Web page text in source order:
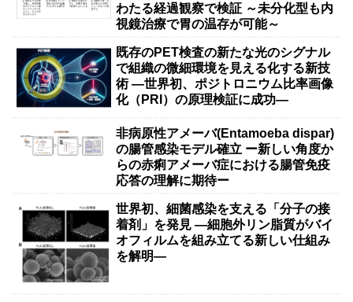
わたる経過観察で検証 ～未分化型も内
視鏡治療で胃の温存が可能～
既存のPET検査の新たな光のシグナル
で組織の微細環境を見える化する新技
術 ―世界初、ポジトロニウム比率画像
化（PRI）の原理検証に成功―
非病原性アメーバ(Entamoeba dispar)
の腸管感染モデル確立 ー新しい角度か
らの赤痢アメーバ症における腸管免疫
応答の理解に期待ー
世界初、細菌感染を支える「分子の接
着剤」を発見 ―細胞外リン脂質がバイ
オフィルムを組み立てる新しい仕組み
を解明―